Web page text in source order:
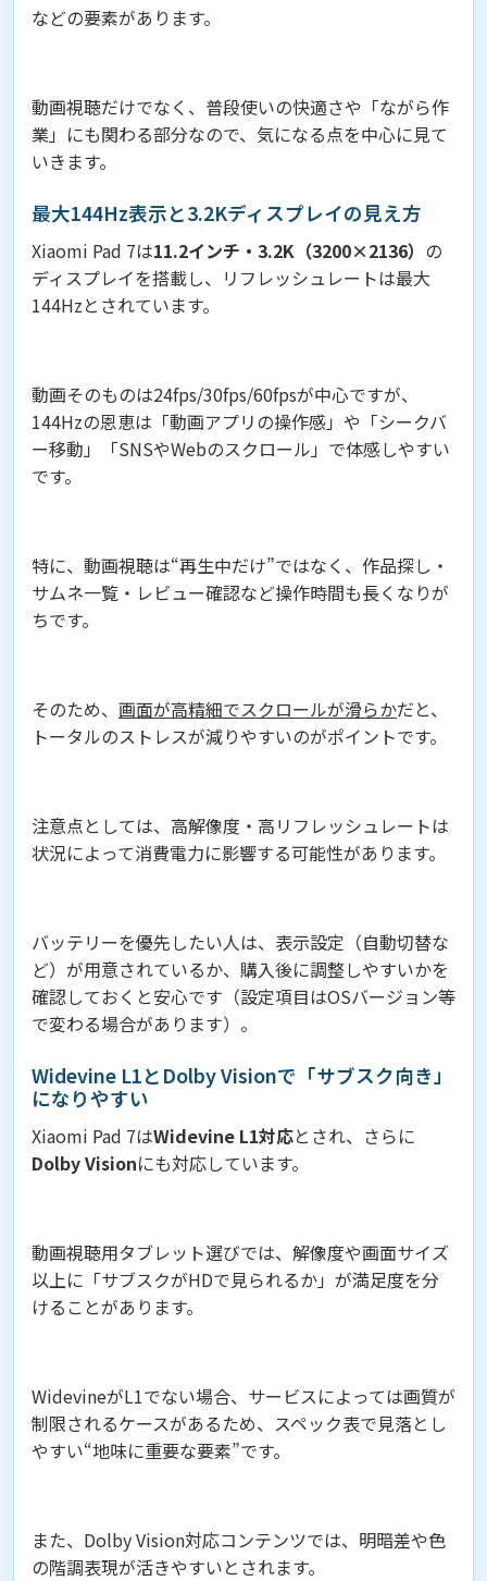
などの要素があります。
動画視聴だけでなく、普段使いの快適さや「ながら作
業」にも関わる部分なので、気になる点を中心に見て
いきます。
最大144Hz表示と3.2Kディスプレイの見え方
Xiaomi Pad 7は11.2インチ・3.2K（3200×2136） の
ディスプレイを搭載し、リフレッシュレートは最大
144Hzとされています。
動画そのものは24fps/30fps/60fpsが中心ですが、
144Hzの恩恵は「動画アプリの操作感」や「シークバ
ー移動」「SNSやWebのスクロール」で体感しやすい
です。
特に、動画視聴は“再生中だけ”ではなく、作品探し・
サムネ一覧・レビュー確認など操作時間も長くなりが
ちです。
そのため、 画面が高精細でスクロールが滑らかだと、
トータルのストレスが減りやすいのがポイントです。
注意点としては、高解像度・高リフレッシュレートは
状況によって消費電力に影響する可能性があります。
バッテリーを優先したい人は、表示設定（自動切替な
ど）が用意されているか、購入後に調整しやすいかを
確認しておくと安心です（設定項目はOSバージョン等
で変わる場合があります）。
Widevine L1とDolby Visionで「サブスク向き」
になりやすい
Xiaomi Pad 7はWidevine L1対応とされ、さらに
Dolby Visionにも対応しています。
動画視聴用タブレット選びでは、解像度や画面サイズ
以上に「サブスクがHDで見られるか」が満足度を分
けることがあります。
WidevineがL1でない場合、サービスによっては画質が
制限されるケースがあるため、スペック表で見落とし
やすい“地味に重要な要素”です。
また、Dolby Vision対応コンテンツでは、明暗差や色
の階調表現が活きやすいとされます。